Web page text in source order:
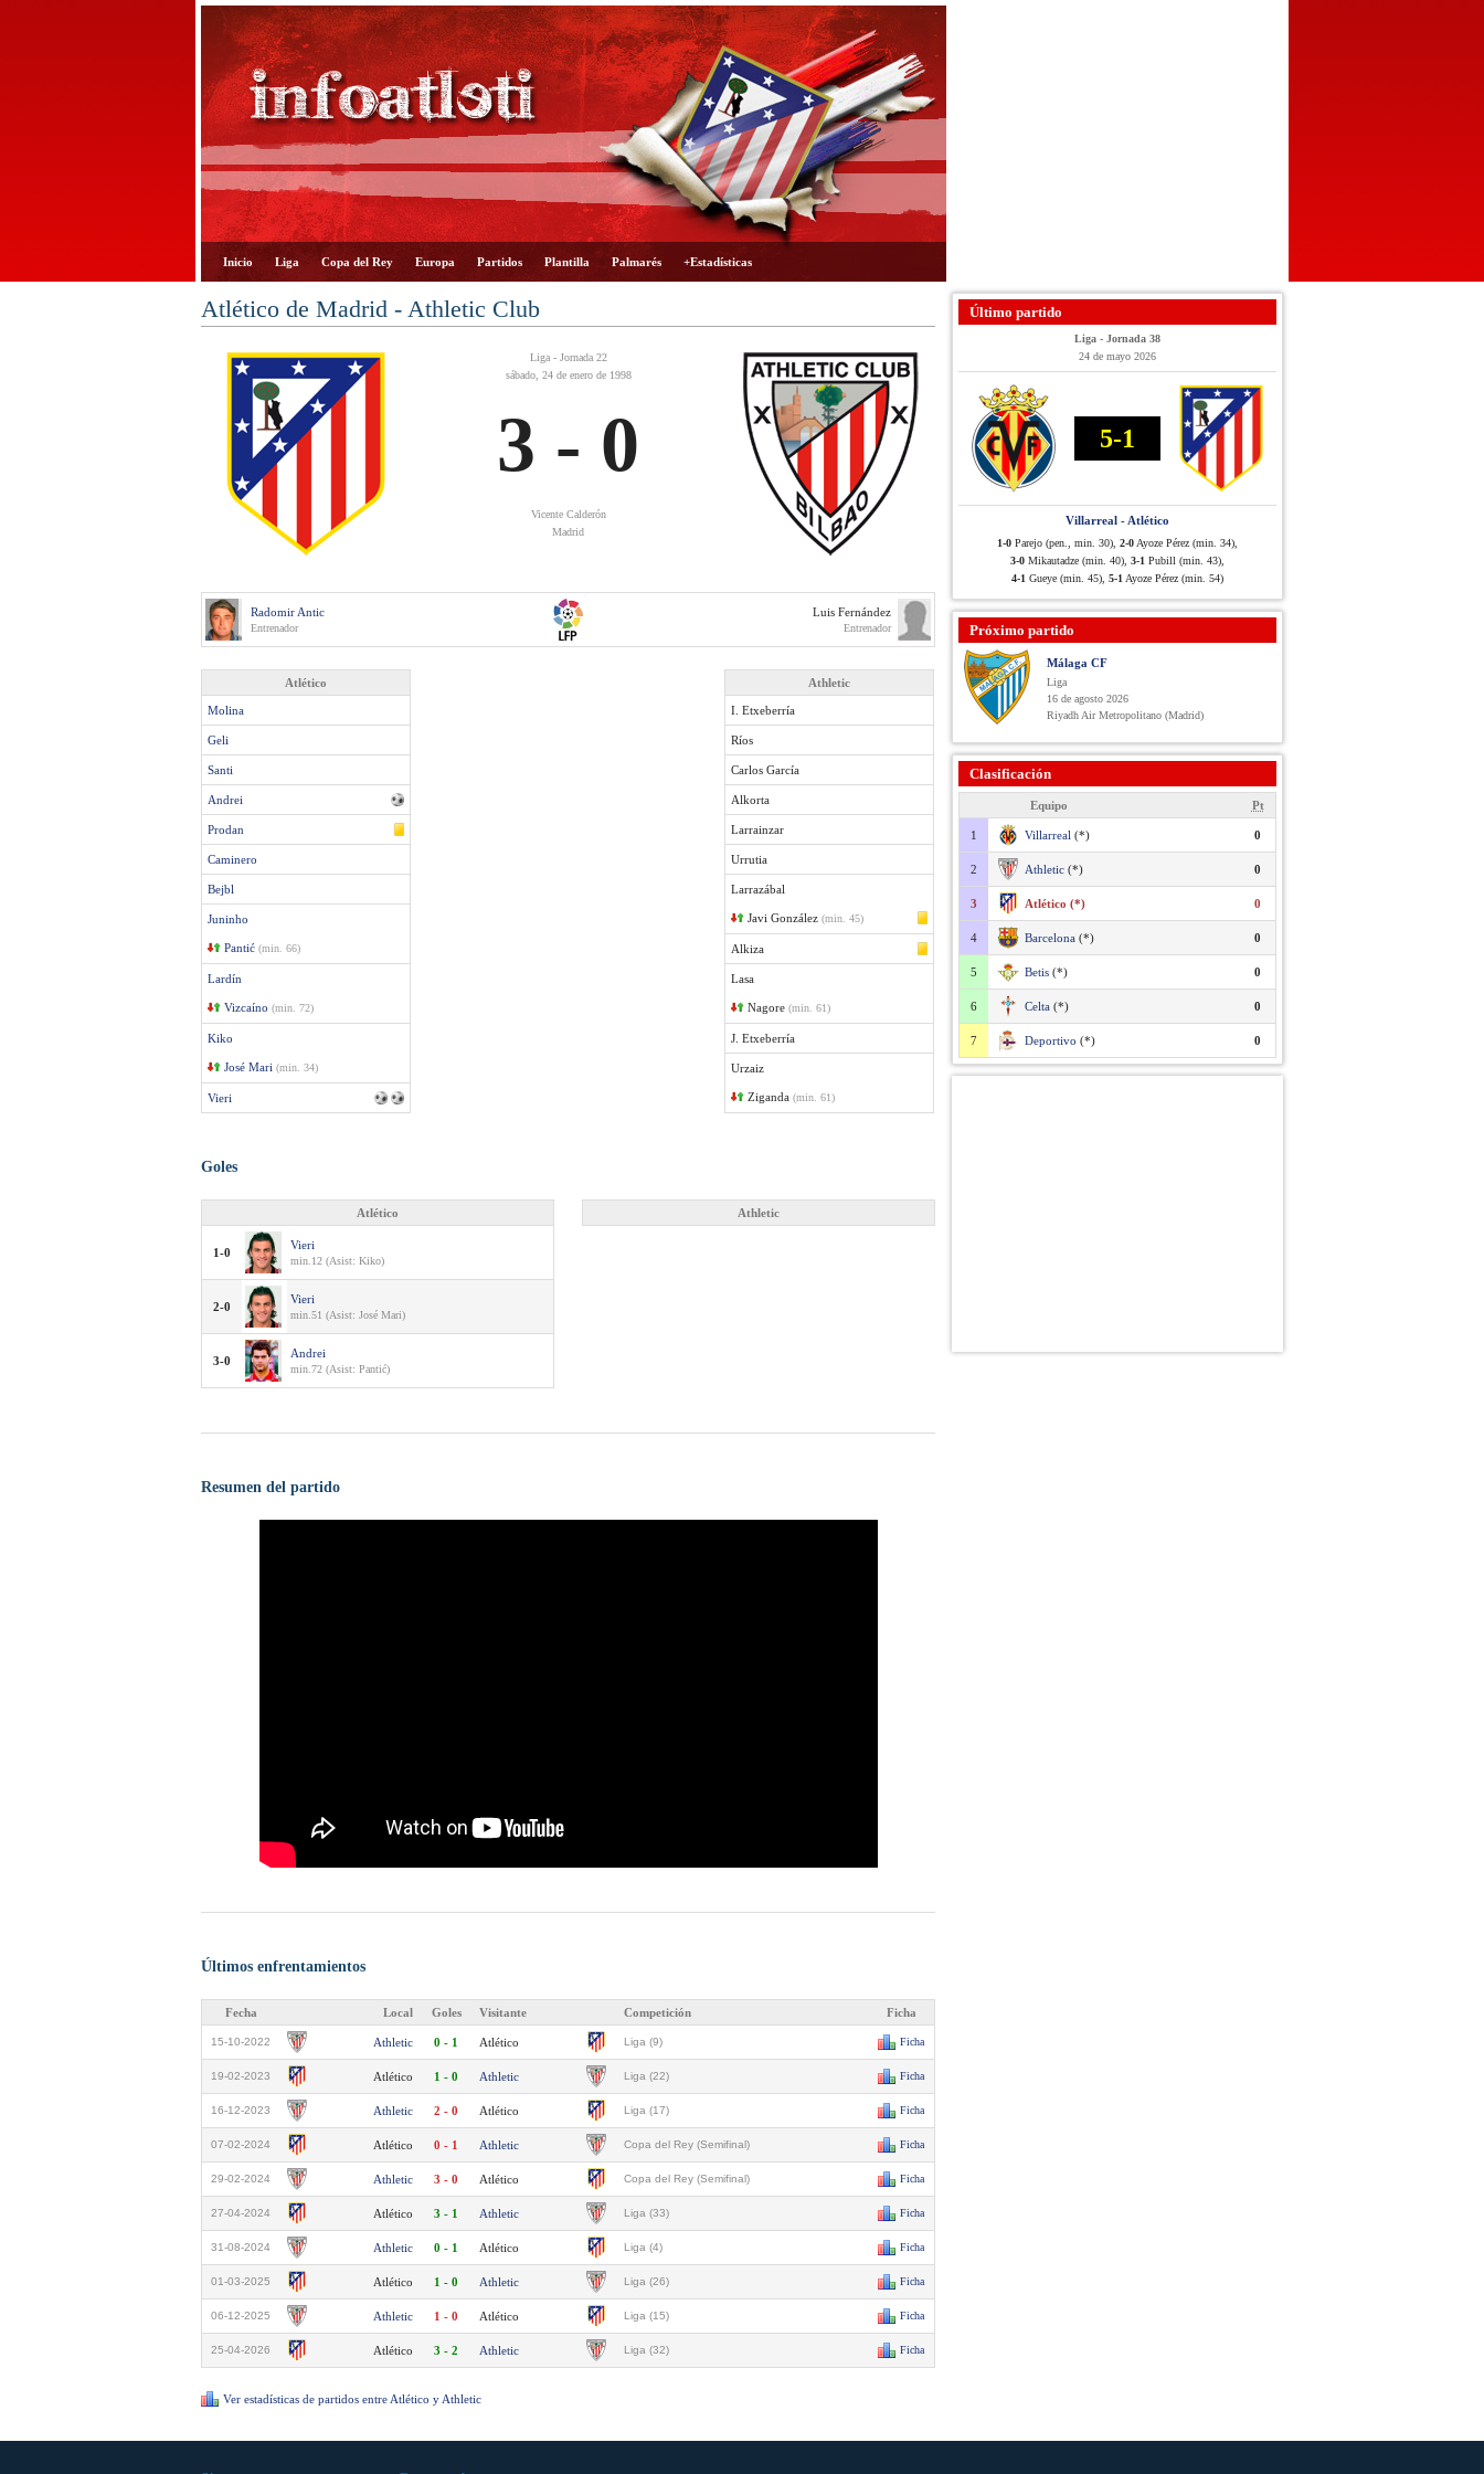
Inicio Liga Copa del Rey Europa Partidos Plantilla Palmarés +Estadísticas
Atlético de Madrid - Athletic Club
Liga - Jornada 22
sábado, 24 de enero de 1998
3 - 0
Vicente Calderón
Madrid
Radomir Antic
Entrenador
Luis Fernández
Entrenador
Atlético
Molina
Geli
Santi
Andrei
Prodan
Caminero
Bejbl
Juninho
Pantić (min. 66)
Lardín
Vizcaíno (min. 72)
Kiko
José Mari (min. 34)
Vieri
Athletic
I. Etxeberría
Ríos
Carlos García
Alkorta
Larrainzar
Urrutia
Larrazábal
Javi González (min. 45)
Alkiza
Lasa
Nagore (min. 61)
J. Etxeberría
Urzaiz
Ziganda (min. 61)
Goles
Atlético
1-0
Vieri
min.12 (Asist: Kiko)
2-0
Vieri
min.51 (Asist: José Mari)
3-0
Andrei
min.72 (Asist: Pantić)
Athletic
Resumen del partido
Últimos enfrentamientos
Fecha Local Goles Visitante Competición Ficha
15-10-2022 Athletic 0 - 1 Atlético Liga (9) Ficha
19-02-2023 Atlético 1 - 0 Athletic Liga (22) Ficha
16-12-2023 Athletic 2 - 0 Atlético Liga (17) Ficha
07-02-2024 Atlético 0 - 1 Athletic Copa del Rey (Semifinal) Ficha
29-02-2024 Athletic 3 - 0 Atlético Copa del Rey (Semifinal) Ficha
27-04-2024 Atlético 3 - 1 Athletic Liga (33) Ficha
31-08-2024 Athletic 0 - 1 Atlético Liga (4) Ficha
01-03-2025 Atlético 1 - 0 Athletic Liga (26) Ficha
06-12-2025 Athletic 1 - 0 Atlético Liga (15) Ficha
25-04-2026 Atlético 3 - 2 Athletic Liga (32) Ficha
Ver estadísticas de partidos entre Atlético y Athletic
Último partido
Liga - Jornada 38
24 de mayo 2026
5-1
Villarreal - Atlético
1-0 Parejo (pen., min. 30), 2-0 Ayoze Pérez (min. 34),
3-0 Mikautadze (min. 40), 3-1 Pubill (min. 43),
4-1 Gueye (min. 45), 5-1 Ayoze Pérez (min. 54)
Próximo partido
Málaga CF
Liga
16 de agosto 2026
Riyadh Air Metropolitano (Madrid)
Clasificación
Equipo Pt
1 Villarreal (*) 0
2 Athletic (*) 0
3 Atlético (*) 0
4 Barcelona (*) 0
5 Betis (*) 0
6 Celta (*) 0
7 Deportivo (*) 0